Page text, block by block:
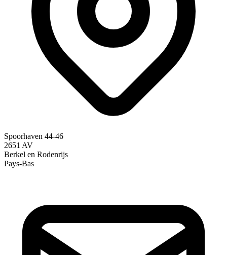
Spoorhaven 44-46
2651 AV
Berkel en Rodenrijs
Pays-Bas